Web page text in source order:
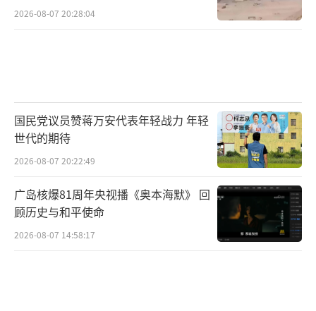
2026-08-07 20:28:04
国民党议员赞蒋万安代表年轻战力 年轻
世代的期待
2026-08-07 20:22:49
广岛核爆81周年央视播《奥本海默》 回
顾历史与和平使命
2026-08-07 14:58:17